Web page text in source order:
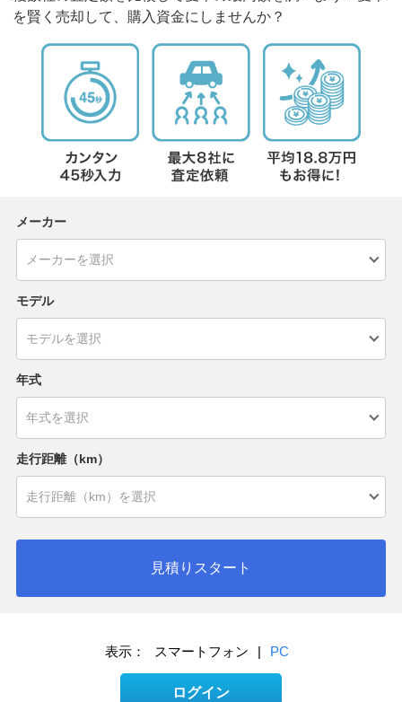
を賢く売却して、購入資金にしませんか？
メーカー
モデル
年式
走行距離（km）
見積りスタート
表示： スマートフォン | PC
ログイン